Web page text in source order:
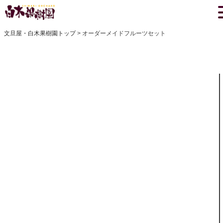
文旦屋・白木果樹園トップ オーダーメイドフルーツセット